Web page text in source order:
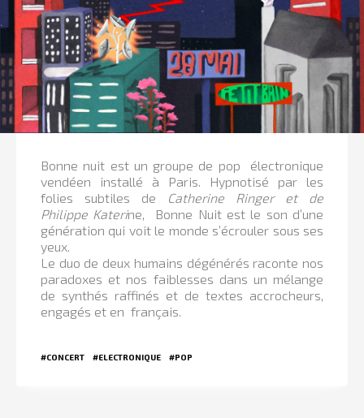
Bonne nuit est un groupe de pop électronique
vendéen installé à Paris.
Hypnotisé par les
folies subtiles de
Catherine Ringer et de
Philippe Katerine, Bonne Nuit est le son d’une
génération qui voit le monde s’écrouler sous ses
yeux.
Le duo de deux humains dégénérés raconte nos
paradoxes et nos faiblesses dans un mélange
de synthés raffinés et de textes accrocheurs,
engagés et en français.
#CONCERT #ELECTRONIQUE #POP